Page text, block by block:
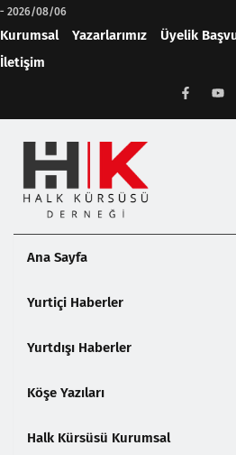
- 2026/08/06
Kurumsal Yazarlarımız Üyelik
İletişim
Ana Sayfa
Yurtiçi Haberler
Yurtdışı Haberler
Köşe Yazıları
Halk Kürsüsü Kurumsal